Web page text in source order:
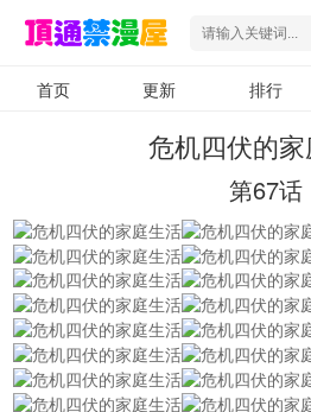
首页 更新 排行
危机四伏的
第67话